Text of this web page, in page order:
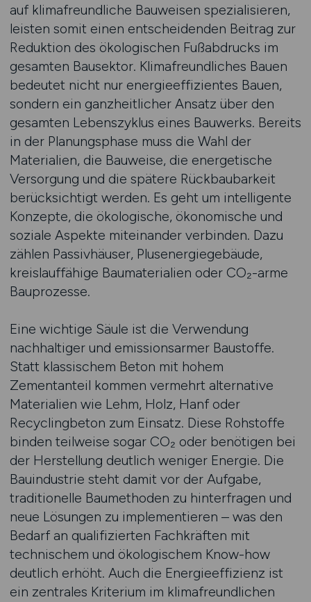
auf klimafreundliche Bauweisen spezialisieren,
leisten somit einen entscheidenden Beitrag zur
Reduktion des ökologischen Fußabdrucks im
gesamten Bausektor. Klimafreundliches Bauen
bedeutet nicht nur energieeffizientes Bauen,
sondern ein ganzheitlicher Ansatz über den
gesamten Lebenszyklus eines Bauwerks. Bereits
in der Planungsphase muss die Wahl der
Materialien, die Bauweise, die energetische
Versorgung und die spätere Rückbaubarkeit
berücksichtigt werden. Es geht um intelligente
Konzepte, die ökologische, ökonomische und
soziale Aspekte miteinander verbinden. Dazu
zählen Passivhäuser, Plusenergiegebäude,
kreislauffähige Baumaterialien oder CO₂-arme
Bauprozesse.
Eine wichtige Säule ist die Verwendung
nachhaltiger und emissionsarmer Baustoffe.
Statt klassischem Beton mit hohem
Zementanteil kommen vermehrt alternative
Materialien wie Lehm, Holz, Hanf oder
Recyclingbeton zum Einsatz. Diese Rohstoffe
binden teilweise sogar CO₂ oder benötigen bei
der Herstellung deutlich weniger Energie. Die
Bauindustrie steht damit vor der Aufgabe,
traditionelle Baumethoden zu hinterfragen und
neue Lösungen zu implementieren – was den
Bedarf an qualifizierten Fachkräften mit
technischem und ökologischem Know-how
deutlich erhöht. Auch die Energieeffizienz ist
ein zentrales Kriterium im klimafreundlichen